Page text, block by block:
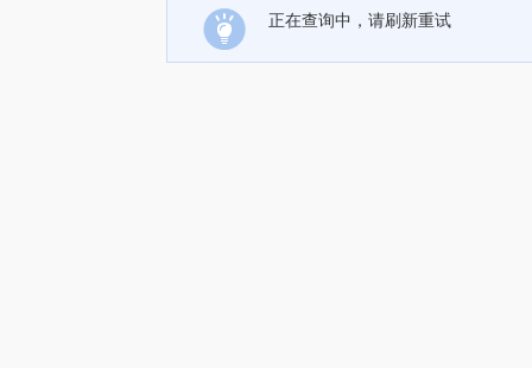
正在查询中，请刷新重试